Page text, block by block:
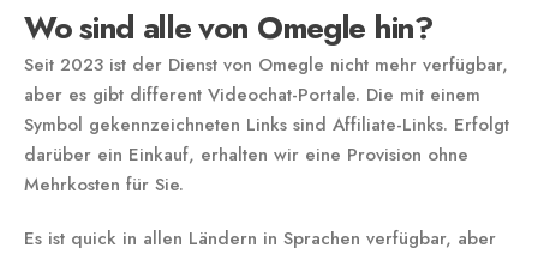
Wo sind alle von Omegle hin?
Seit 2023 ist der Dienst von Omegle nicht mehr verfügbar,
aber es gibt different Videochat-Portale. Die mit einem
Symbol gekennzeichneten Links sind Affiliate-Links. Erfolgt
darüber ein Einkauf, erhalten wir eine Provision ohne
Mehrkosten für Sie.
Es ist quick in allen Ländern in Sprachen verfügbar, aber